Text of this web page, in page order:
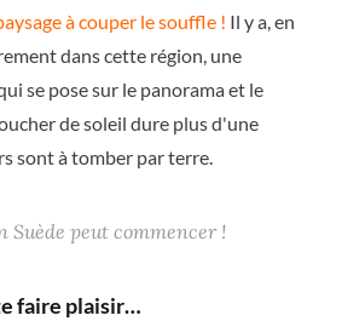
à couper le souffle ! Il y a, en
dans cette région, une
se pose sur le panorama et le
de soleil dure plus d'une
sont à tomber par terre.
Suède peut commencer !
faire plaisir…